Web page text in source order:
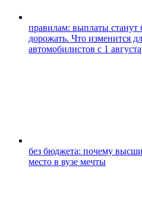
правилам: выплаты станут
дорожать. Что изменится
автомобилистов с 1 августа
без бюджета: почему
место в вузе мечты